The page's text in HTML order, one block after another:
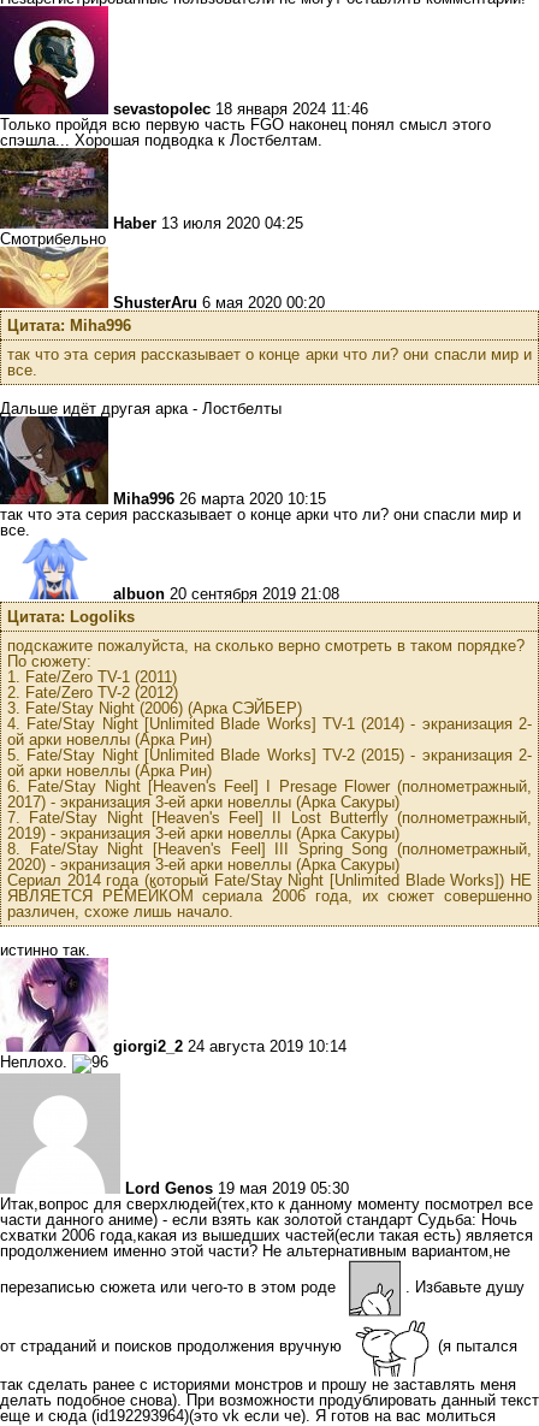
sevastopolec 18 января 2024 11:46
Только пройдя всю первую часть FGO наконец понял смысл этого
спэшла... Хорошая подводка к Лостбелтам.
Haber 13 июля 2020 04:25
Смотрибельно
ShusterAru 6 мая 2020 00:20
Цитата: Miha996
так что эта серия рассказывает о конце арки что ли? они спасли мир и
все.
Дальше идёт другая арка - Лостбелты
Miha996 26 марта 2020 10:15
так что эта серия рассказывает о конце арки что ли? они спасли мир и
все.
albuon 20 сентября 2019 21:08
Цитата: Logoliks
подскажите пожалуйста, на сколько верно смотреть в таком порядке?
По сюжету:
1. Fate/Zero TV-1 (2011)
2. Fate/Zero TV-2 (2012)
3. Fate/Stay Night (2006) (Арка СЭЙБЕР)
4. Fate/Stay Night [Unlimited Blade Works] TV-1 (2014) - экранизация 2-
ой арки новеллы (Арка Рин)
5. Fate/Stay Night [Unlimited Blade Works] TV-2 (2015) - экранизация 2-
ой арки новеллы (Арка Рин)
6. Fate/Stay Night [Heaven's Feel] I Presage Flower (полнометражный,
2017) - экранизация 3-ей арки новеллы (Арка Сакуры)
7. Fate/Stay Night [Heaven's Feel] II Lost Butterfly (полнометражный,
2019) - экранизация 3-ей арки новеллы (Арка Сакуры)
8. Fate/Stay Night [Heaven's Feel] III Spring Song (полнометражный,
2020) - экранизация 3-ей арки новеллы (Арка Сакуры)
Сериал 2014 года (который Fate/Stay Night [Unlimited Blade Works]) НЕ
ЯВЛЯЕТСЯ РЕМЕЙКОМ сериала 2006 года, их сюжет совершенно
различен, схоже лишь начало.
истинно так.
giorgi2_2 24 августа 2019 10:14
Неплохо.
Lord Genos 19 мая 2019 05:30
Итак,вопрос для сверхлюдей(тех,кто к данному моменту посмотрел все
части данного аниме) - если взять как золотой стандарт Судьба: Ночь
схватки 2006 года,какая из вышедших частей(если такая есть) является
продолжением именно этой части? Не альтернативным вариантом,не
перезаписью сюжета или чего-то в этом роде . Избавьте душу
от страданий и поисков продолжения вручную (я пытался
так сделать ранее с историями монстров и прошу не заставлять меня
делать подобное снова). При возможности продублировать данный текст
еще и сюда (id192293964)(это vk если че). Я готов на вас молиться